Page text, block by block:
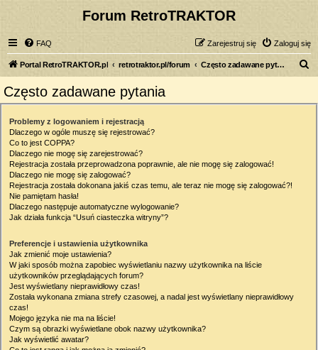
Forum RetroTRAKTOR
FAQ Zaloguj się
Zarejestruj się
Portal RetroTRAKTOR.pl retrotraktor.pl/forum Często zadawane pytania
Często zadawane pytania
Problemy z logowaniem i rejestracją
Dlaczego w ogóle muszę się rejestrować?
Co to jest COPPA?
Dlaczego nie mogę się zarejestrować?
Rejestracja została przeprowadzona poprawnie, ale nie mogę się zalogować!
Dlaczego nie mogę się zalogować?
Rejestracja została dokonana jakiś czas temu, ale teraz nie mogę się zalogować?!
Nie pamiętam hasła!
Dlaczego następuje automatyczne wylogowanie?
Jak działa funkcja “Usuń ciasteczka witryny”?
Preferencje i ustawienia użytkownika
Jak zmienić moje ustawienia?
W jaki sposób można zapobiec wyświetlaniu nazwy użytkownika na liście
użytkowników przeglądających forum?
Jest wyświetlany nieprawidłowy czas!
Została wykonana zmiana strefy czasowej, a nadal jest wyświetlany nieprawidłowy
czas!
Mojego języka nie ma na liście!
Czym są obrazki wyświetlane obok nazwy użytkownika?
Jak wyświetlić awatar?